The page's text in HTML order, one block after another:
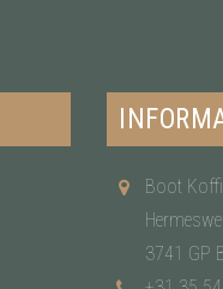
Boot
3741 GP